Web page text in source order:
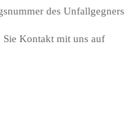
des Unfallgegners
Sie Kontakt mit uns auf